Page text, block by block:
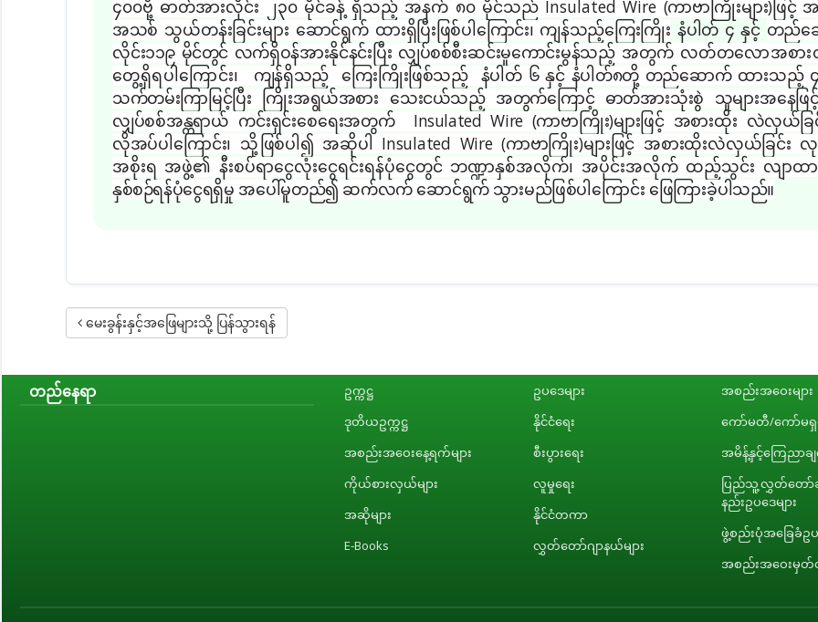
၄၀၀ဗို့ ဓာတ်အားလိုင်း ၂၃၀ မိုင်ခန့် ရှိသည့် အနက် ၈၀ မိုင်သည် Insulated Wire (ကာဗာကြိုးများ)ဖ
အသစ် သွယ်တန်းခြင်းများ ဆောင်ရွက် ထားရှိပြီးဖြစ်ပါကြောင်း၊ ကျန်သည့်ကြေးကြိုး နံပါတ် ၄ နှင့် တည်ဆ
လိုင်း၁၁၉ မိုင်တွင် လက်ရှိဝန်အားနိုင်နင်းပြီး လျှပ်စစ်စီးဆင်းမှုကောင်းမွန်သည့်အတွက် လတ်တလောအစာ
တွေ့ရှိရပါကြောင်း၊ ကျန်ရှိသည့် ကြေးကြိုးဖြစ်သည့် နံပါတ် ၆ နှင့် နံပါတ်၈တို့ တည်ဆောက် ထားသည့် ၄
သက်တမ်းကြာမြင့်ပြီး ကြိုးအရွယ်အစား သေးငယ်သည့် အတွက်ကြောင့် ဓာတ်အားသုံးစွဲ သူများအနေဖြ
လျှပ်စစ်အန္တရာယ် ကင်းရှင်းစေရေးအတွက် Insulated Wire (ကာဗာကြိုး)များဖြင့် အစားထိုး လဲလှယ်ခ
လိုအပ်ပါကြောင်း၊ သို့ဖြစ်ပါ၍ အဆိုပါ Insulated Wire (ကာဗာကြိုး)များဖြင့် အစားထိုးလဲလှယ်ခြင်း လု
အစိုးရ အဖွဲ့၏ နီးစပ်ရာငွေလုံးငွေရင်းရန်ပုံငွေတွင် ဘဏ္ဍာနှစ်အလိုက်၊ အပိုင်းအလိုက် ထည့်သွင်း လျာထာ
နှစ်စဉ်ရန်ပုံငွေရရှိမှု အပေါ်မူတည်၍ ဆက်လက် ဆောင်ရွက် သွားမည်ဖြစ်ပါကြောင်း ဖြေကြားခဲ့ပါသည်။
မေးခွန်းနှင့်အဖြေများသို့ ပြန်သွားရန်
တည်နေရာ
ဥက္ကဋ္ဌ
ဒုတိယဥက္ကဋ္ဌ
အစည်းအဝေးနေ့ရက်များ
ကိုယ်စားလှယ်များ
အဆိုများ
E-Books
ဥပဒေများ
နိုင်ငံရေး
စီးပွားရေး
လူမှုရေး
နိုင်ငံတကာ
လွှတ်တော်ဂျာနယ်များ
အစည်းအဝေးများ
ကော်မတီ/ကော်မရှင်
အမိန့်နှင့်ကြေညာချ
ပြည်သူ့လွှတ်တော်ဆို
နည်းဥပဒေများ
ဖွဲ့စည်းပုံအခြေခံဥပ
အစည်းအဝေးမှတ်တ